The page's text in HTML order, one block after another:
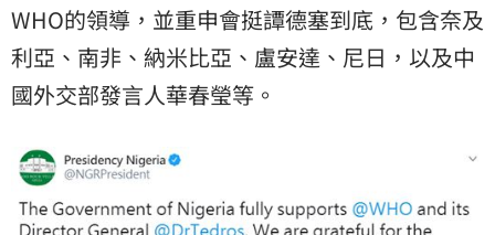
WHO的領導，並重申會挺譚德塞到底，包含奈及
利亞、南非、納米比亞、盧安達、尼日，以及中
國外交部發言人華春瑩等。